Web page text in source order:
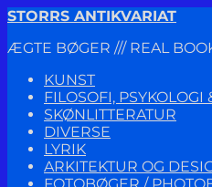
Spring
navigation
Spring
indhold
STORRS ANTIKVARIAT
ÆGTE BØGER /// REAL
KUNST
FILOSOFI,
SKØNLITTERATUR
DIVERSE
LYRIK
ARKITEKTUR OG